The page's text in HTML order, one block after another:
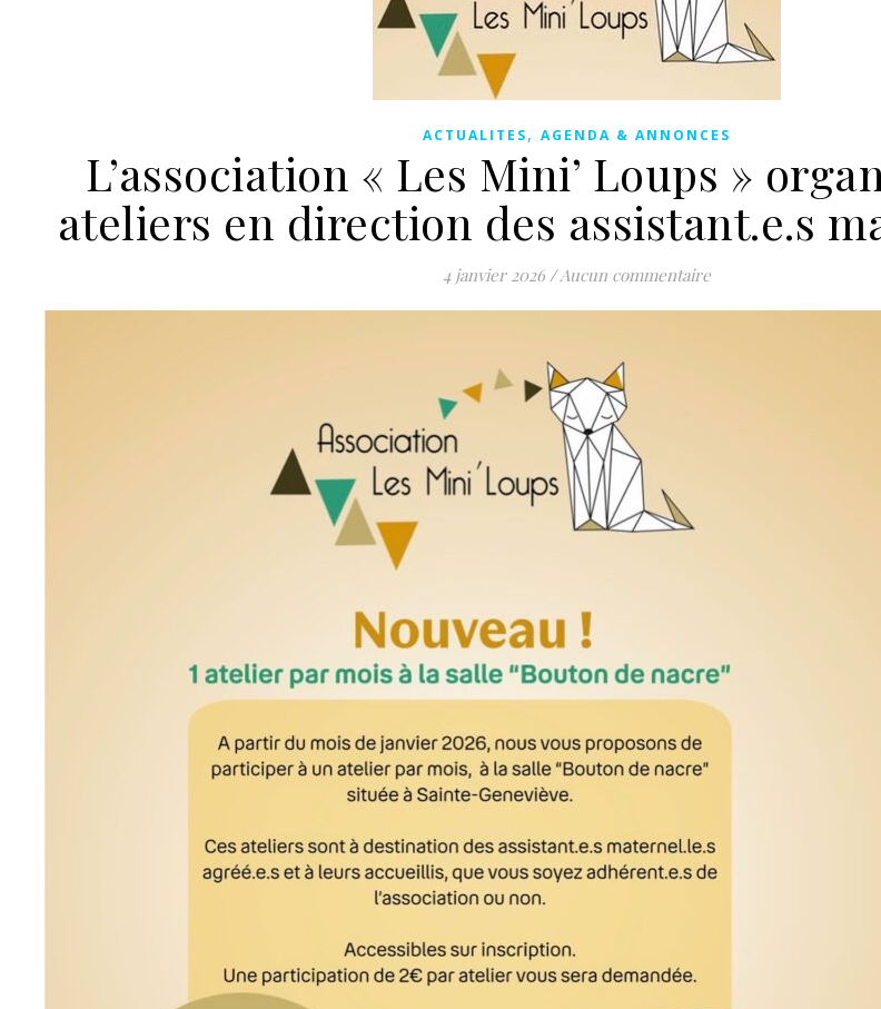
ACTUALITES, AGENDA & ANNONCES
L’association « Les Mini’ Loups »
ateliers en direction des assistant.e.s
4 janvier 2026 /Aucun commentaire